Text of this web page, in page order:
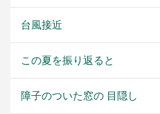
台風接近
この夏を振り返ると
障子のついた窓の 目隠し